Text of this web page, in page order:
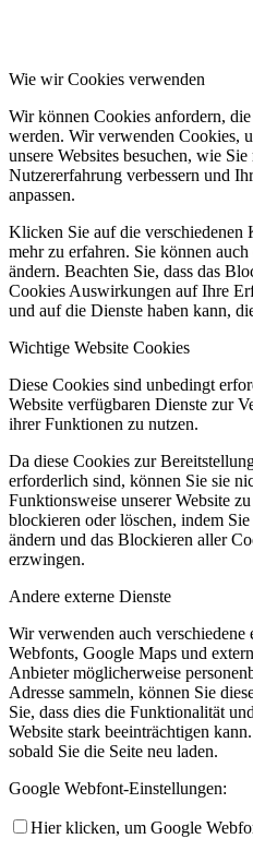
Wie wir Cookies verwenden
Wir können Cookies anfordern,
werden. Wir verwenden Cookies,
unsere Websites besuchen, wie
Nutzererfahrung verbessern und
anpassen.
Klicken Sie auf die verschiedenen
mehr zu erfahren. Sie können
ändern. Beachten Sie, dass das
Cookies Auswirkungen auf Ihre
und auf die Dienste haben kann,
Wichtige Website Cookies
Diese Cookies sind unbedingt
Website verfügbaren Dienste zur
ihrer Funktionen zu nutzen.
Da diese Cookies zur
erforderlich sind, können Sie sie
Funktionsweise unserer Website
blockieren oder löschen, indem
ändern und das Blockieren aller
erzwingen.
Andere externe Dienste
Wir verwenden auch
Webfonts, Google Maps und
Anbieter möglicherweise
Adresse sammeln, können Sie
Sie, dass dies die Funktionalität
Website stark beeinträchtigen
sobald Sie die Seite neu laden.
Google Webfont-Einstellungen:
Hier klicken, um Google